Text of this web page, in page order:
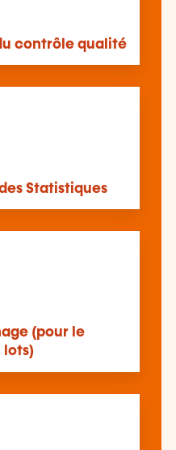
contrôle qualité
Statistiques
(pour le
lots)